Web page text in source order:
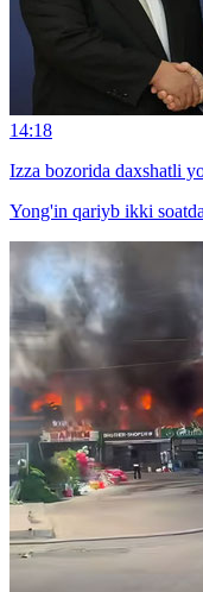
14:18
Izza bozorida daxshatli
Yong'in qariyb ikki